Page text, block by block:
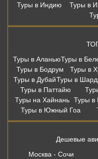
Туры в Индию
Туры в
Туры в АланьюТуры в
Туры в Бодрум
Туры в
Туры в ДубайТуры в
Туры в Паттайю
Туры на Хайнань Туры в
Туры в Южный Гоа
Дешевые
Москва - Сочи